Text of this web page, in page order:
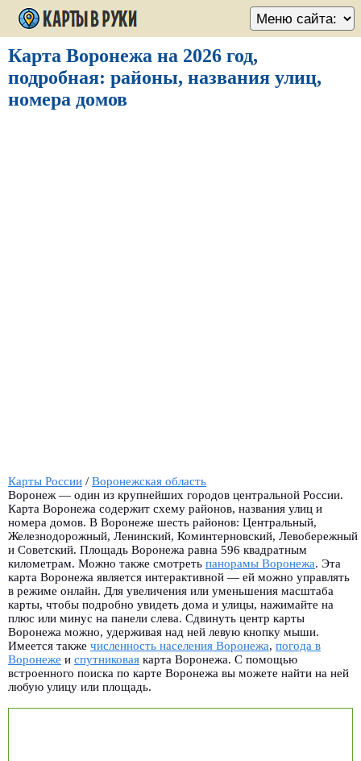
Карта Воронежа на 2026 год,
подробная: районы, названия улиц,
номера домов
Карты России / Воронежская область
Воронеж — один из крупнейших городов центральной России.
Карта Воронежа содержит схему районов, названия улиц и
номера домов. В Воронеже шесть районов: Центральный,
Железнодорожный, Ленинский, Коминтерновский, Левобережный
и Советский. Площадь Воронежа равна 596 квадратным
километрам. Можно также смотреть панорамы Воронежа. Эта
карта Воронежа является интерактивной — ей можно управлять
в режиме онлайн. Для увеличения или уменьшения масштаба
карты, чтобы подробно увидеть дома и улицы, нажимайте на
плюс или минус на панели слева. Сдвинуть центр карты
Воронежа можно, удерживая над ней левую кнопку мыши.
Имеется также численность населения Воронежа, погода в
Воронеже и спутниковая карта Воронежа. С помощью
встроенного поиска по карте Воронежа вы можете найти на ней
любую улицу или площадь.